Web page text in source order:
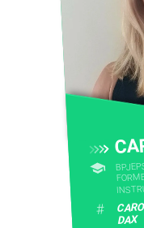
#
DAX